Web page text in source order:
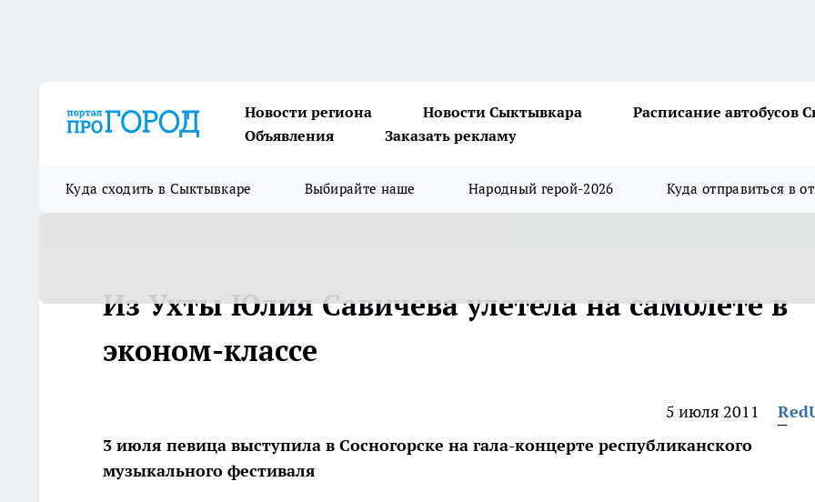
Новости региона Новости Сыктывкара
Расписание автобусов
Объявления
Заказать рекламу
Куда сходить в Сыктывкаре Выбирайте наше Народный герой-2026 Куда отправиться в
Из Ухты Юлия Савичева улетела на самолете в
эконом-классе
5 июля 2011
3 июля певица выступила в Сосногорске на гала-концерте республиканского
музыкального фестиваля